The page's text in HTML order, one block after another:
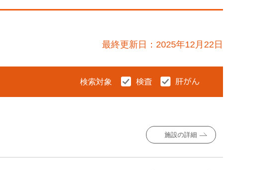
最終更新日：2025年12月22日
検索対象
施設の詳細